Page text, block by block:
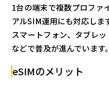
1台の端末で複数プロファ
アルSIM運用にも対応しま
スマートフォン、タブレ
などで普及が進んでいます。
eSIMのメリット